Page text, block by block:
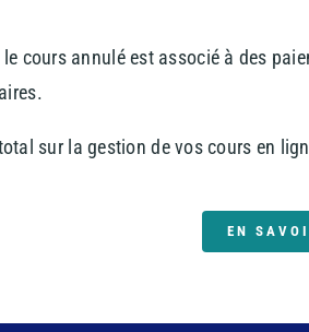
le cours annulé est associé à des
sur la gestion de vos cours en
EN